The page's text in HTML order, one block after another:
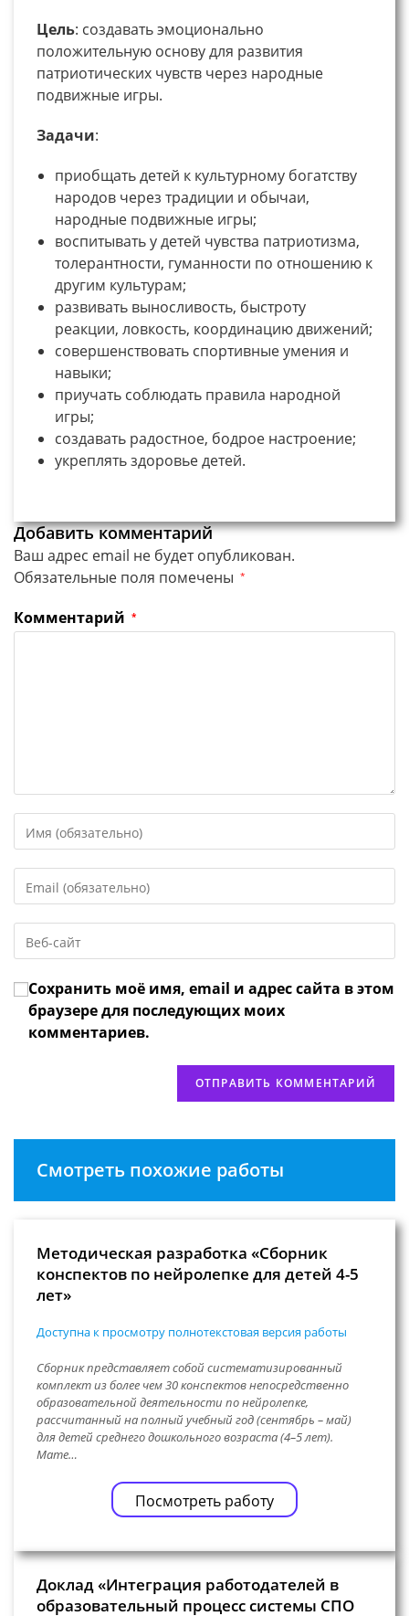
Цель: создавать эмоционально
положительную основу для развития
патриотических чувств через народные
подвижные игры.
Задачи:
приобщать детей к культурному богатству
народов через традиции и обычаи,
народные подвижные игры;
воспитывать у детей чувства патриотизма,
толерантности, гуманности по отношению к
другим культурам;
развивать выносливость, быстроту
реакции, ловкость, координацию движений;
совершенствовать спортивные умения и
навыки;
приучать соблюдать правила народной
игры;
создавать радостное, бодрое настроение;
укреплять здоровье детей.
Добавить комментарий
Ваш адрес email не будет опубликован.
Обязательные поля помечены *
Комментарий *
свое
или
имя
чтобы
прокомментировать
свой
адрес,
чтобы
URL
веб-
сайта
(необязательно)
Сохранить моё имя, email и адрес сайта в этом
браузере для последующих моих
комментариев.
Смотреть похожие работы
Методическая разработка «Сборник
конспектов по нейролепке для детей 4-5
лет»
Доступна к просмотру полнотекстовая версия работы
Сборник представляет собой систематизированный
комплект из более чем 30 конспектов непосредственно
образовательной деятельности по нейролепке,
рассчитанный на полный учебный год (сентябрь – май)
для детей среднего дошкольного возраста (4–5 лет).
Мате…
Посмотреть работу
Доклад «Интеграция работодателей в
образовательный процесс системы СПО